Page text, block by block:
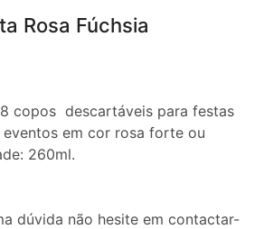
Rosa Fúchsia
copos descartáveis para festas
em cor rosa forte ou
260ml.
dúvida não hesite em contactar-